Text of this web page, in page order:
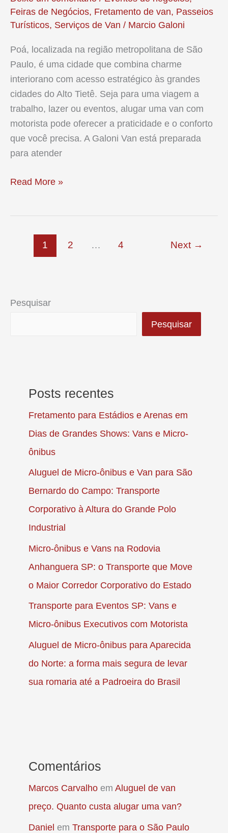
Feiras de Negócios, Fretamento de van, Passeios
Turísticos, Serviços de Van / Marcio Galoni
Poá, localizada na região metropolitana de São
Paulo, é uma cidade que combina charme
interiorano com acesso estratégico às grandes
cidades do Alto Tietê. Seja para uma viagem a
trabalho, lazer ou eventos, alugar uma van com
motorista pode oferecer a praticidade e o conforto
que você precisa. A Galoni Van está preparada
para atender
Por
a
Read More »
1 2 … 4 Next →
Pesquisar
Pesquisar
Posts recentes
Fretamento para Estádios e Arenas em
Dias de Grandes Shows: Vans e Micro-
ônibus
Aluguel de Micro-ônibus e Van para São
Bernardo do Campo: Transporte
Corporativo à Altura do Grande Polo
Industrial
Micro-ônibus e Vans na Rodovia
Anhanguera SP: o Transporte que Move
o Maior Corredor Corporativo do Estado
Transporte para Eventos SP: Vans e
Micro-ônibus Executivos com Motorista
Aluguel de Micro-ônibus para Aparecida
do Norte: a forma mais segura de levar
sua romaria até a Padroeira do Brasil
Comentários
Marcos Carvalho em Aluguel de van
preço. Quanto custa alugar uma van?
Daniel em Transporte para o São Paulo